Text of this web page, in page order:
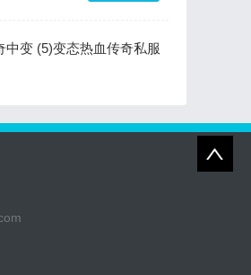
中变 (5)变态热血传奇私服